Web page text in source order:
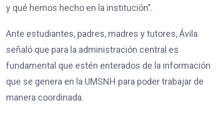
y qué hemos hecho en la institución”.
Ante estudiantes, padres, madres y tutores, Ávila
señaló que para la administración central es
fundamental que estén enterados de la información
que se genera en la UMSNH para poder trabajar de
manera coordinada.